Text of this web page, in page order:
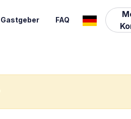
Gastgeber FAQ